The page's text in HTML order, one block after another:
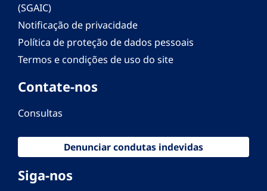
(SGAIC)
Notificação de privacidade
Política de proteção de dados pessoais
Termos e condições de uso do site
Contate-nos
Consultas
Denunciar condutas indevidas
Siga-nos